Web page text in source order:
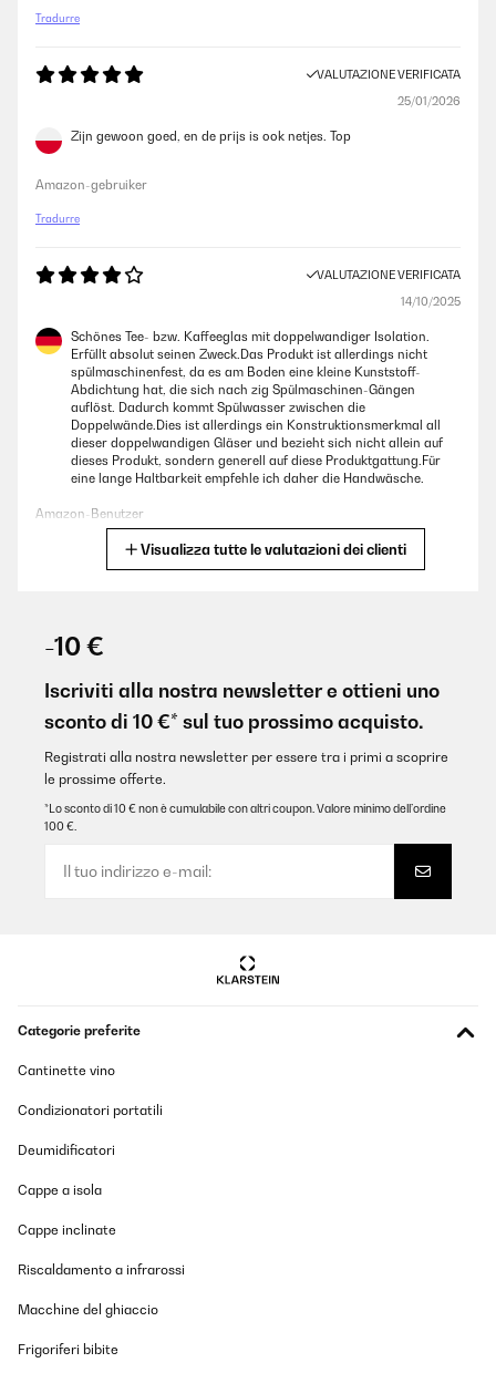
Tradurre
VALUTAZIONE VERIFICATA
25/01/2026
Zijn gewoon goed, en de prijs is ook netjes. Top
Amazon-gebruiker
Tradurre
VALUTAZIONE VERIFICATA
14/10/2025
Schönes Tee- bzw. Kaffeeglas mit doppelwandiger Isolation.
Erfüllt absolut seinen Zweck.Das Produkt ist allerdings nicht
spülmaschinenfest, da es am Boden eine kleine Kunststoff-
Abdichtung hat, die sich nach zig Spülmaschinen-Gängen
auflöst. Dadurch kommt Spülwasser zwischen die
Doppelwände.Dies ist allerdings ein Konstruktionsmerkmal all
dieser doppelwandigen Gläser und bezieht sich nicht allein auf
dieses Produkt, sondern generell auf diese Produktgattung.Für
eine lange Haltbarkeit empfehle ich daher die Handwäsche.
Amazon-Benutzer
sondern halten den Latte Macchiato auch lange warm, ohne
dass man sich die Finger verbrennt. Sie liegen angenehm in der
Hand, sind schön leicht und wirken trotzdem stabil. Außerdem
lassen sie sich problemlos in der Spülmaschine reinigen. Für
Kaffeeliebhaber absolut empfehlenswert.
Amazon-Benutzer
Tradurre
VALUTAZIONE VERIFICATA
Glaswerk- Schriftzug an der Seite. Bis jetzt haben sie alle
Spülmaschinengänge überstanden. Halten den Kaffee sehr lange
Quedan bonitas en la mesa
Visualizza tutte le valutazioni dei clienti
-10 €
Iscriviti alla nostra newsletter e ottieni uno
sconto di 10 €* sul tuo prossimo acquisto.
Registrati alla nostra newsletter per essere tra i primi a scoprire
le prossime offerte.
*Lo sconto di 10 € non è cumulabile con altri coupon. Valore minimo dell’ordine
100 €.
Categorie preferite
Cantinette vino
Condizionatori portatili
Deumidificatori
Cappe a isola
Cappe inclinate
Riscaldamento a infrarossi
Macchine del ghiaccio
Frigoriferi bibite